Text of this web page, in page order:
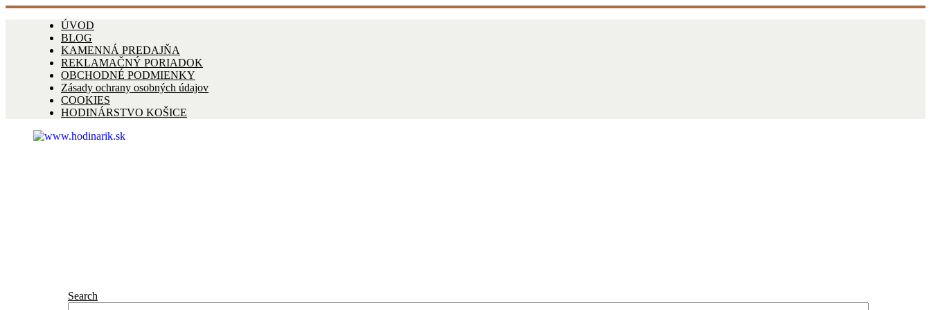
ÚVOD
BLOG
KAMENNÁ PREDAJŇA
REKLAMAČNÝ PORIADOK
OBCHODNÉ PODMIENKY
Zásady ochrany osobných údajov
COOKIES
HODINÁRSTVO KOŠICE
Search